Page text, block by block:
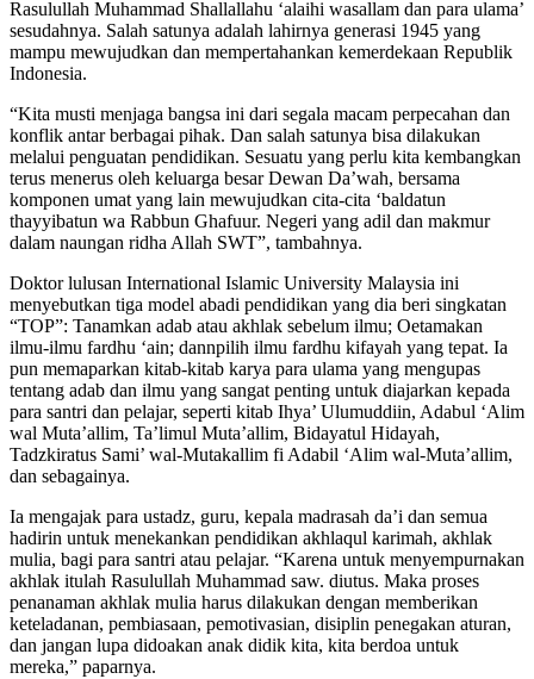
Rasulullah Muhammad Shallallahu ‘alaihi wasallam dan para ulama’
sesudahnya. Salah satunya adalah lahirnya generasi 1945 yang
mampu mewujudkan dan mempertahankan kemerdekaan Republik
Indonesia.
“Kita musti menjaga bangsa ini dari segala macam perpecahan dan
konflik antar berbagai pihak. Dan salah satunya bisa dilakukan
melalui penguatan pendidikan. Sesuatu yang perlu kita kembangkan
terus menerus oleh keluarga besar Dewan Da’wah, bersama
komponen umat yang lain mewujudkan cita-cita ‘baldatun
thayyibatun wa Rabbun Ghafuur. Negeri yang adil dan makmur
dalam naungan ridha Allah SWT”, tambahnya.
Doktor lulusan International Islamic University Malaysia ini
menyebutkan tiga model abadi pendidikan yang dia beri singkatan
“TOP”: Tanamkan adab atau akhlak sebelum ilmu; Oetamakan
ilmu-ilmu fardhu ‘ain; dannpilih ilmu fardhu kifayah yang tepat. Ia
pun memaparkan kitab-kitab karya para ulama yang mengupas
tentang adab dan ilmu yang sangat penting untuk diajarkan kepada
para santri dan pelajar, seperti kitab Ihya’ Ulumuddiin, Adabul ‘Alim
wal Muta’allim, Ta’limul Muta’allim, Bidayatul Hidayah,
Tadzkiratus Sami’ wal-Mutakallim fi Adabil ‘Alim wal-Muta’allim,
dan sebagainya.
Ia mengajak para ustadz, guru, kepala madrasah da’i dan semua
hadirin untuk menekankan pendidikan akhlaqul karimah, akhlak
mulia, bagi para santri atau pelajar. “Karena untuk menyempurnakan
akhlak itulah Rasulullah Muhammad saw. diutus. Maka proses
penanaman akhlak mulia harus dilakukan dengan memberikan
keteladanan, pembiasaan, pemotivasian, disiplin penegakan aturan,
dan jangan lupa didoakan anak didik kita, kita berdoa untuk
mereka,” paparnya.